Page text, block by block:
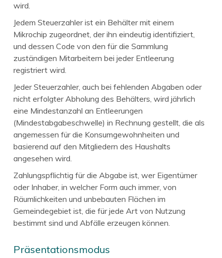
wird.
Jedem Steuerzahler ist ein Behälter mit einem
Mikrochip zugeordnet, der ihn eindeutig identifiziert,
und dessen Code von den für die Sammlung
zuständigen Mitarbeitern bei jeder Entleerung
registriert wird.
Jeder Steuerzahler, auch bei fehlenden Abgaben oder
nicht erfolgter Abholung des Behälters, wird jährlich
eine Mindestanzahl an Entleerungen
(Mindestabgabeschwelle) in Rechnung gestellt, die als
angemessen für die Konsumgewohnheiten und
basierend auf den Mitgliedern des Haushalts
angesehen wird.
Zahlungspflichtig für die Abgabe ist, wer Eigentümer
oder Inhaber, in welcher Form auch immer, von
Räumlichkeiten und unbebauten Flächen im
Gemeindegebiet ist, die für jede Art von Nutzung
bestimmt sind und Abfälle erzeugen können.
Präsentationsmodus